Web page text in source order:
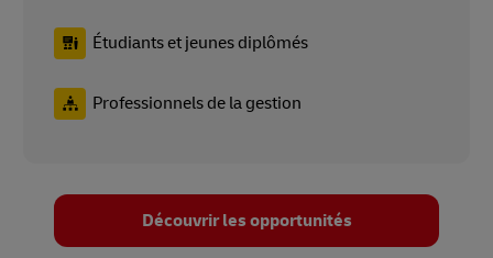
Étudiants et jeunes diplômés
Professionnels de la gestion
Découvrir les opportunités